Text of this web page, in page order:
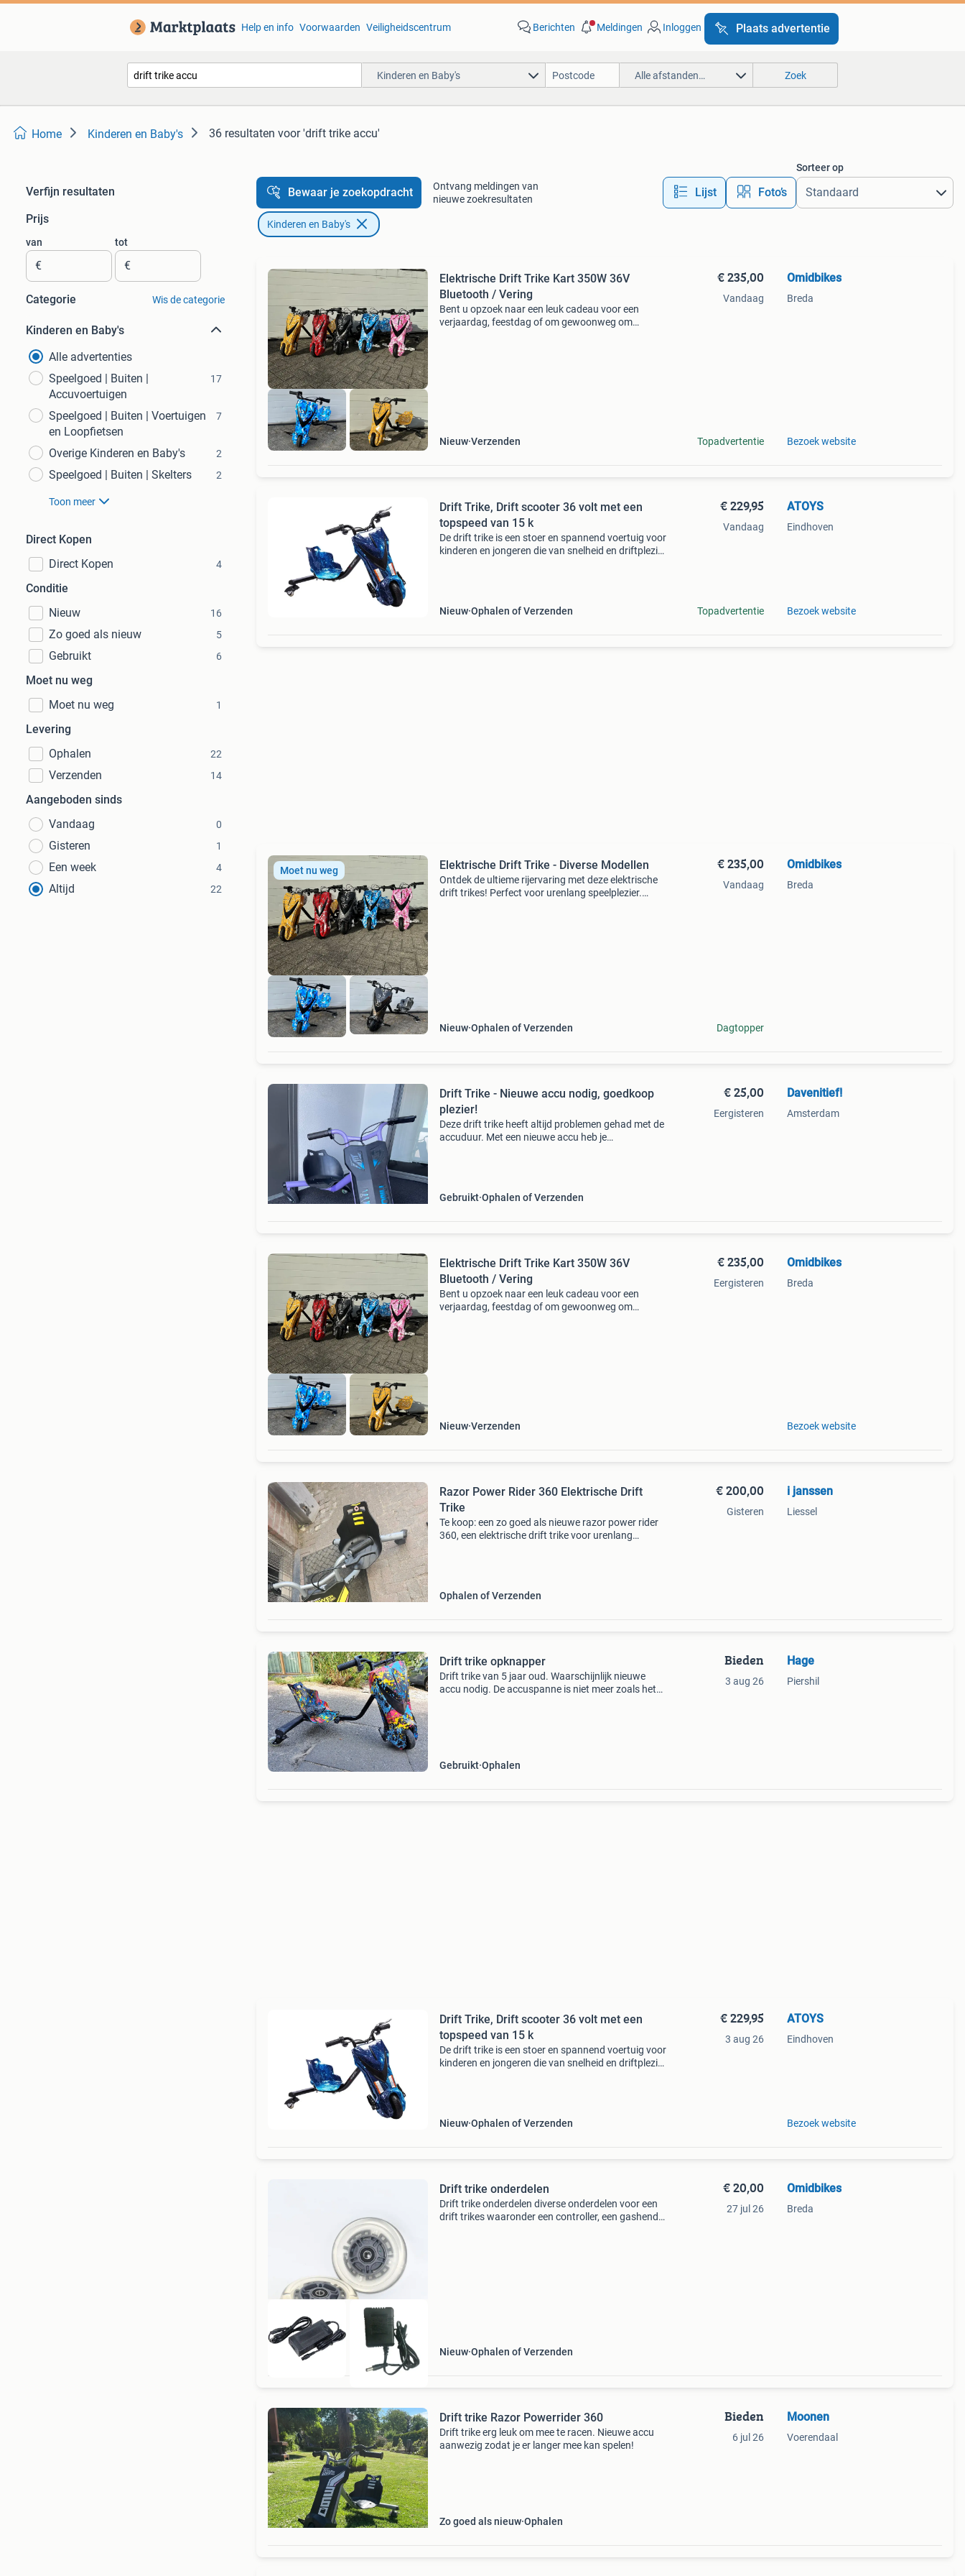
Help en info Voorwaarden Veiligheidscentrum Berichten Meldingen Inloggen Plaats advertentie
Kinderen en Baby's Alle afstanden… Zoek
Home Kinderen en Baby's 36 resultaten voor 'drift trike accu'
Verfijn resultaten
Prijs
van
€
tot
€
Categorie Wis de categorie
Kinderen en Baby's
Alle advertenties
Speelgoed | Buiten |
Accuvoertuigen
17
Speelgoed | Buiten | Voertuigen
en Loopfietsen
7
Overige Kinderen en Baby's 2
Speelgoed | Buiten | Skelters 2
Toon meer
Direct Kopen
Direct Kopen
4
Conditie
Nieuw
16
Zo goed als nieuw 5
Gebruikt 6
Moet nu weg
Moet nu weg
1
Levering
Ophalen
22
Verzenden 14
Aangeboden sinds
Vandaag
0
Gisteren 1
Een week 4
Altijd 22
Bewaar je zoekopdracht
Ontvang meldingen van
nieuwe zoekresultaten
Lijst Foto’s
Sorteer op
Kinderen en Baby's
Elektrische Drift Trike Kart 350W 36V
Bluetooth / Vering
Bent u opzoek naar een leuk cadeau voor een
verjaardag, feestdag of om gewoonweg om
Nieuw Verzenden
€ 235,00
Vandaag
Topadvertentie
Omidbikes
Breda
Bezoek website
Drift Trike, Drift scooter 36 volt met een
topspeed van 15 k
De drift trike is een stoer en spannend voertuig voor
kinderen en jongeren die van snelheid en driftplezier
Nieuw Ophalen of Verzenden
€ 229,95
Vandaag
Topadvertentie
ATOYS
Eindhoven
Bezoek website
Moet nu weg Elektrische Drift Trike - Diverse Modellen
Ontdek de ultieme rijervaring met deze elektrische
drift trikes! Perfect voor urenlang speelplezier.
Nieuw Ophalen of Verzenden
€ 235,00
Vandaag
Dagtopper
Omidbikes
Breda
Drift Trike - Nieuwe accu nodig, goedkoop
plezier!
Deze drift trike heeft altijd problemen gehad met de
accuduur. Met een nieuwe accu heb je
Gebruikt Ophalen of Verzenden
€ 25,00
Eergisteren
Davenitief!
Amsterdam
Elektrische Drift Trike Kart 350W 36V
Bluetooth / Vering
Bent u opzoek naar een leuk cadeau voor een
verjaardag, feestdag of om gewoonweg om
Nieuw Verzenden
€ 235,00
Eergisteren
Omidbikes
Breda
Bezoek website
Razor Power Rider 360 Elektrische Drift
Trike
Te koop: een zo goed als nieuwe razor power rider
360, een elektrische drift trike voor urenlang
Ophalen of Verzenden
€ 200,00
Gisteren
i janssen
Liessel
Drift trike opknapper
Drift trike van 5 jaar oud. Waarschijnlijk nieuwe
accu nodig. De accuspanne is niet meer zoals het
Gebruikt Ophalen
Bieden
3 aug 26
Hage
Piershil
Drift Trike, Drift scooter 36 volt met een
topspeed van 15 k
De drift trike is een stoer en spannend voertuig voor
kinderen en jongeren die van snelheid en driftplezier
Nieuw Ophalen of Verzenden
€ 229,95
3 aug 26
ATOYS
Eindhoven
Bezoek website
Drift trike onderdelen
Drift trike onderdelen diverse onderdelen voor een
drift trikes waaronder een controller, een gashendel
Nieuw Ophalen of Verzenden
€ 20,00
27 jul 26
Omidbikes
Breda
Drift trike Razor Powerrider 360
Drift trike erg leuk om mee te racen. Nieuwe accu
aanwezig zodat je er langer mee kan spelen!
Zo goed als nieuw Ophalen
Bieden
6 jul 26
Moonen
Voerendaal